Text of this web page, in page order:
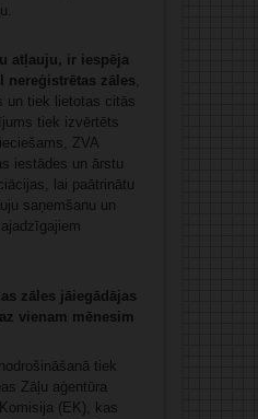
atļauju, ir iespēja
nereģistrētas zāles,
un tiek lietotas citās
tiek izvērtēts
ZVA
iestādes un ārstu
lai paātrinātu
saņemšanu un
zāles jāiegādājas
vienam mēnesim
tiek
Zāļu aģentūra
(EK), kas